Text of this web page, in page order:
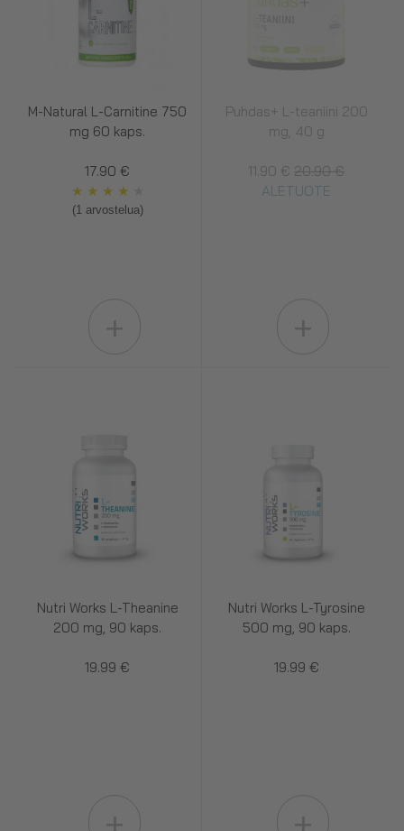
M-Natural L-Carnitine 750
mg 60 kaps.
17.90 €
★ ★ ★ ★
(1 arvostelua)
Puhdas+ L-teaniini 200
mg, 40 g
11.90 € 20.90 €
ALETUOTE
Nutri Works L-Theanine
200 mg, 90 kaps.
19.99 €
Nutri Works L-Tyrosine
500 mg, 90 kaps.
19.99 €